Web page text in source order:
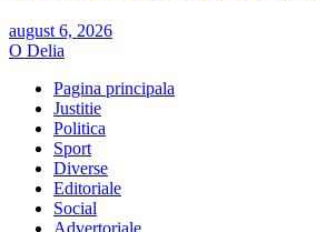
august 6, 2026
O Delia
Pagina principala
Justitie
Politica
Sport
Diverse
Editoriale
Social
Advertoriale